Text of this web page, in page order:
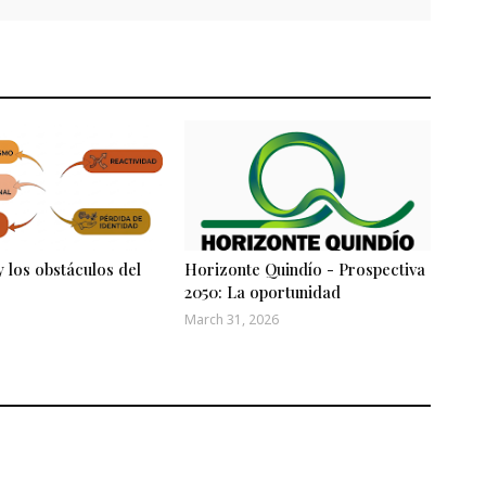
los obstáculos del
Horizonte Quindío - Prospectiva
2050: La oportunidad
March 31, 2026